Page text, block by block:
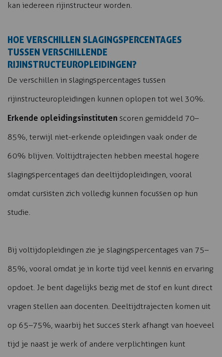
kan iedereen rijinstructeur worden.
HOE VERSCHILLEN SLAGINGSPERCENTAGES
TUSSEN VERSCHILLENDE
RIJINSTRUCTEUROPLEIDINGEN?
De verschillen in slagingspercentages tussen
rijinstructeuropleidingen kunnen oplopen tot wel 30%.
Erkende opleidingsinstituten scoren gemiddeld 70–
85%, terwijl niet-erkende opleidingen vaak onder de
60% blijven. Voltijdtrajecten hebben meestal hogere
slagingspercentages dan deeltijdopleidingen, vooral
omdat cursisten zich volledig kunnen focussen op hun
studie.
Bij voltijdopleidingen zie je slagingspercentages van 75–
85%, vooral omdat je in korte tijd veel kennis en ervaring
opdoet. Je bent dagelijks bezig met de stof en kunt direct
vragen stellen aan docenten. Deeltijdtrajecten komen uit
op 65–75%, waarbij het succes sterk afhangt van hoeveel
tijd je naast je werk of andere verplichtingen kunt